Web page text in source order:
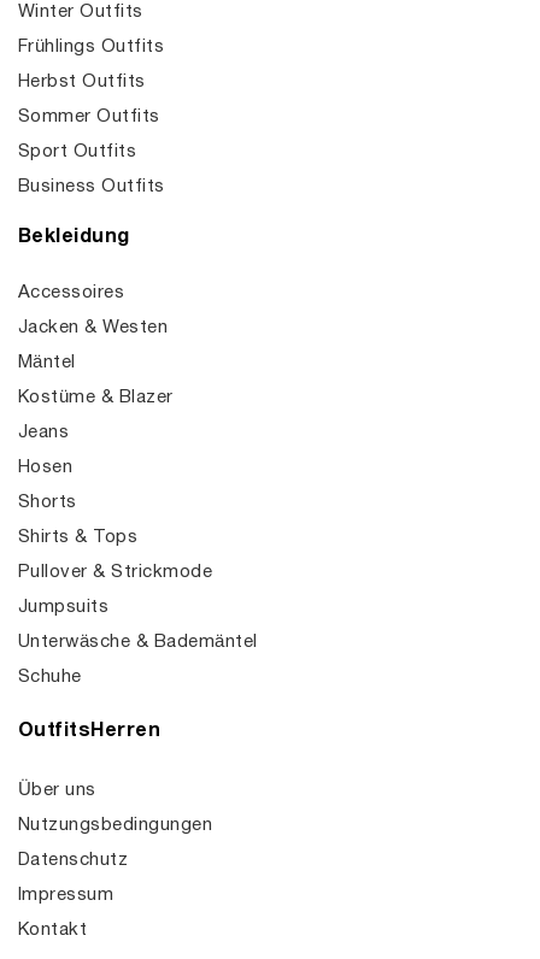
Winter Outfits
Frühlings Outfits
Herbst Outfits
Sommer Outfits
Sport Outfits
Business Outfits
Bekleidung
Accessoires
Jacken & Westen
Mäntel
Kostüme & Blazer
Jeans
Hosen
Shorts
Shirts & Tops
Pullover & Strickmode
Jumpsuits
Unterwäsche & Bademäntel
Schuhe
OutfitsHerren
Über uns
Nutzungsbedingungen
Datenschutz
Impressum
Kontakt